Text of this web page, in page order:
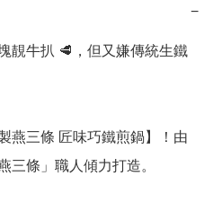
−
靚牛扒 🥩，但又嫌傳統生鐵
燕三條 匠味巧鐵煎鍋】！由
三條」職人傾力打造。